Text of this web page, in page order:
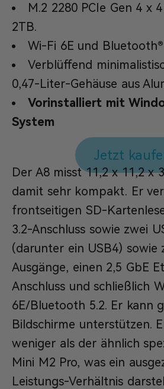
M.2 2280 PCIe Gen 4 x
2TB.
Wi-Fi 6E und Bluetooth®
Verblüffend
0,47-Liter-Gehäuse aus
Vorinstalliert mit
System
Jetzt
Der A8 misst 11,2 x 11,2 x
damit sehr kompakt. Er
frontseitigen SD-
3.2-Anschluss sowie zwei
(darunter ein USB4) sowie
Ausgänge, einen 2,5 GbE
Anschluss und schließlich
6E/Bluetooth 5.2. Er kann
Bildschirme unterstützen.
weniger als der ähnlich
Mini M2 Pro, was ein
Leistungs-Verhältnis